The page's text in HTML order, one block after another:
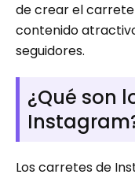
de crear el
contenido
seguidores.
¿Qué son
Los carretes de